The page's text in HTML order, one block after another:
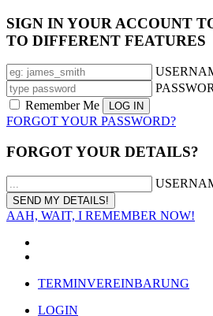
SIGN IN YOUR ACCOUNT
TO DIFFERENT FEATURES
Remember Me
FORGOT YOUR PASSWORD?
FORGOT YOUR DETAILS?
AAH, WAIT, I REMEMBER NOW!
TERMINVEREINBARUNG
LOGIN